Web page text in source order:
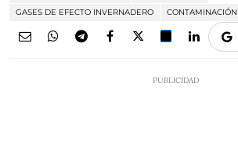
GASES DE EFECTO INVERNADERO
CONTAMINACIÓN